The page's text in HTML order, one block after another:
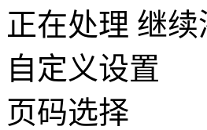
正在处理 继续
自定义设置
页码选择